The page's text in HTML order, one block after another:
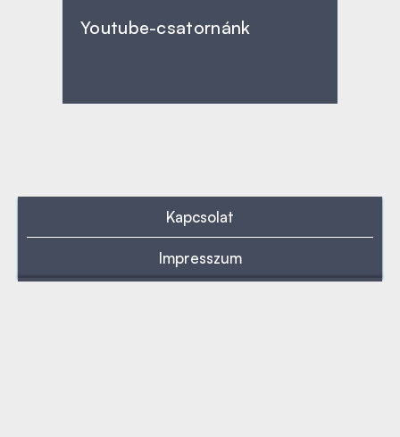
Youtube-csatornánk
Kapcsolat
Impresszum